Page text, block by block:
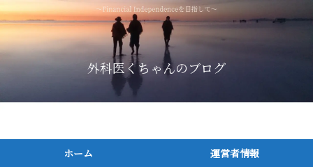
外科医くちゃんのブログ
ホーム
運営者情報